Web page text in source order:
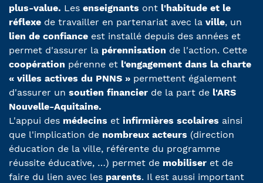
plus-value. Les enseignants ont l'habitude et le
réflexe de travailler en partenariat avec la ville, un
lien de confiance est installé depuis des années et
permet d'assurer la pérennisation de l'action. Cette
coopération pérenne et l'engagement dans la charte
« villes actives du PNNS » permettent également
d'assurer un soutien financier de la part de l'ARS
Nouvelle-Aquitaine.
L'appui des médecins et infirmières scolaires ainsi
que l'implication de nombreux acteurs (direction
éducation de la ville, référente du programme
réussite éducative, …) permet de mobiliser et de
faire du lien avec les parents. Il est aussi important